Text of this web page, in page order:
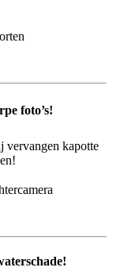
foto’s!
vervangen kapotte